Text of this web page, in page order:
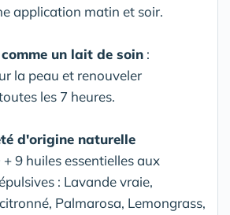
application matin et soir.
un lait de soin :
la peau et renouveler
les 7 heures.
d'origine naturelle
+ 9 huiles essentielles aux
: Lavande vraie,
Palmarosa, Lemongrass,